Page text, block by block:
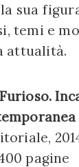
sua
temi e
attualità.
pagine